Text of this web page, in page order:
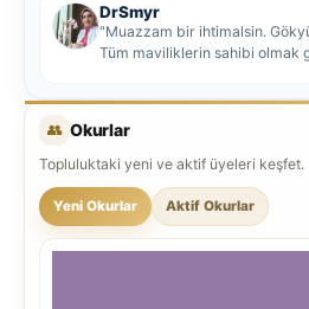
DrSmyr
"Muazzam bir ihtimalsin.
Tüm maviliklerin sahibi olmak
👥 Okurlar
Topluluktaki yeni ve aktif üyeleri keşfet.
Yeni Okurlar Aktif Okurlar